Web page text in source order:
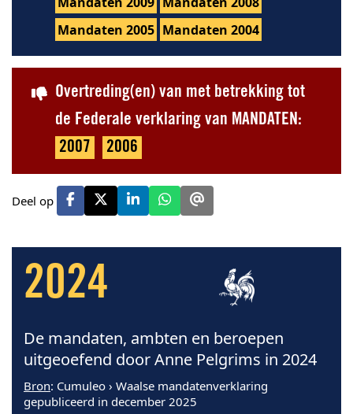
Mandaten 2005 Mandaten 2004
Overtreding(en) van met betrekking tot
de Federale verklaring van MANDATEN:
2007
2006
Deel op
2024
De mandaten, ambten en beroepen
uitgeoefend door Anne Pelgrims in 2024
Bron: Cumuleo › Waalse mandatenverklaring
gepubliceerd in december 2025